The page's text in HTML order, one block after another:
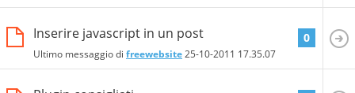
Inserire javascript in un post
Ultimo messaggio di freewebsite25-10-2011 17.35.07
0